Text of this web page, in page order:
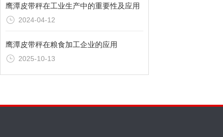
鹰潭皮带秤在工业生产中的重要性及应用
2024-04-12
鹰潭皮带秤在粮食加工企业的应用
2025-10-13